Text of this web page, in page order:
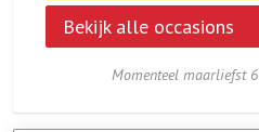
Bekijk alle occasions
Momenteel maarliefst